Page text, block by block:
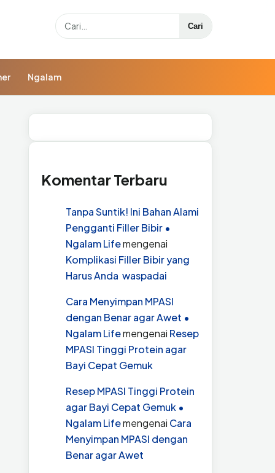
Search Cari
Ngalam
Komentar Terbaru
Tanpa Suntik! Ini Bahan Alami
Pengganti Filler Bibir •
Ngalam Lifemengenai
Komplikasi Filler Bibir yang
Harus Anda waspadai
Cara Menyimpan MPASI
dengan Benar agar Awet •
Ngalam Lifemengenai Resep
MPASI Tinggi Protein agar
Bayi Cepat Gemuk
Resep MPASI Tinggi Protein
agar Bayi Cepat Gemuk •
Ngalam Lifemengenai Cara
Menyimpan MPASI dengan
Benar agar Awet